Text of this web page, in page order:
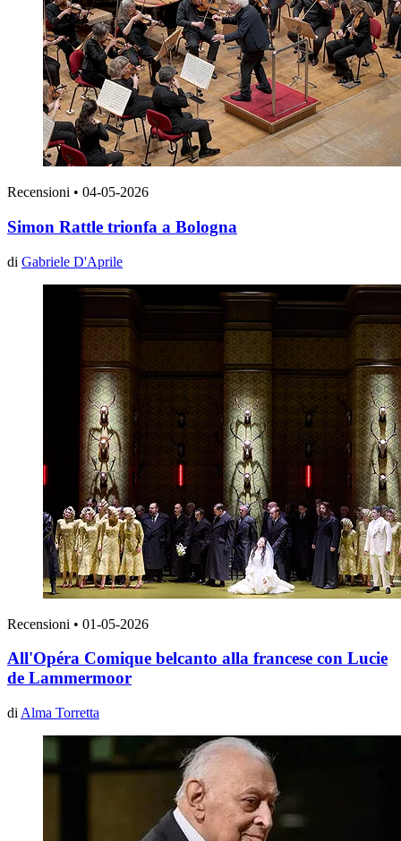
Recensioni • 04-05-2026
Simon Rattle trionfa a Bologna
di Gabriele D'Aprile
Recensioni • 01-05-2026
All'Opéra Comique belcanto alla francese con Lucie
de Lammermoor
di Alma Torretta